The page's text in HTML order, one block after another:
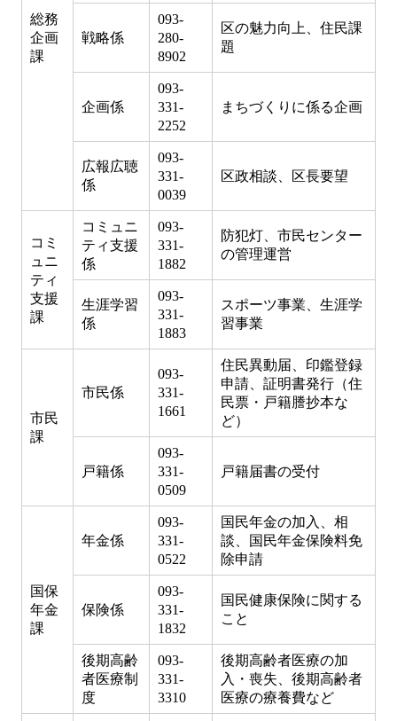
総務
企画
課
戦略係
093-
280-
8902
区の魅力向上、住民課
題
企画係
093-
331-
2252
まちづくりに係る企画
広報広聴
係
093-
331-
0039
区政相談、区長要望
コミ
ュニ
ティ
支援
課
コミュニ
ティ支援
係
093-
331-
1882
防犯灯、市民センター
の管理運営
生涯学習
係
093-
331-
1883
スポーツ事業、生涯学
習事業
市民
課
市民係
093-
331-
1661
住民異動届、印鑑登録
申請、証明書発行（住
民票・戸籍謄抄本な
ど）
戸籍係
093-
331-
0509
戸籍届書の受付
国保
年金
課
年金係
093-
331-
0522
国民年金の加入、相
談、国民年金保険料免
除申請
保険係
093-
331-
1832
国民健康保険に関する
こと
後期高齢
者医療制
度
093-
331-
3310
後期高齢者医療の加
入・喪失、後期高齢者
医療の療養費など